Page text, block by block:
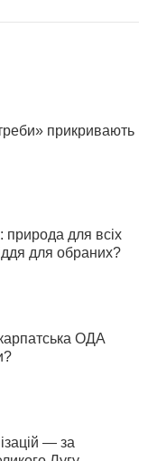
прикривають
природа для всіх
для обраних?
ОДА
— за